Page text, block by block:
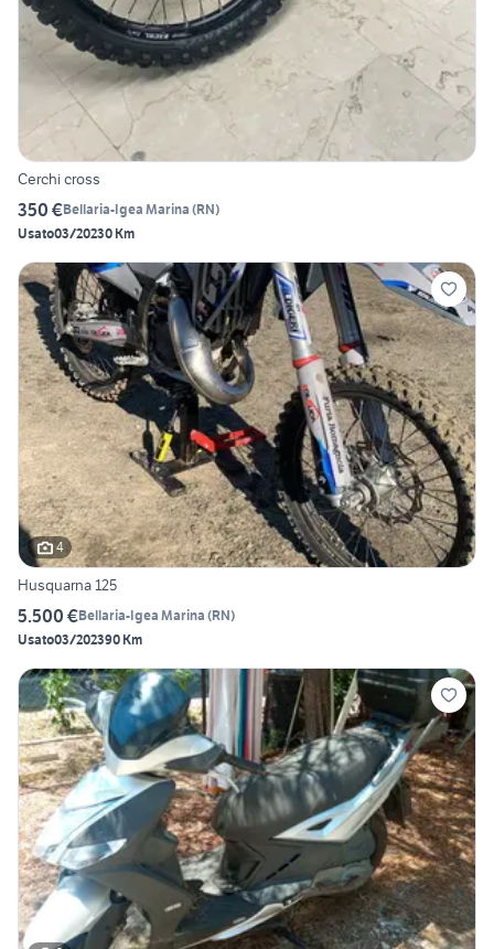
Cerchi cross
350 €Bellaria-Igea Marina (RN)
Usato03/20230 Km
4
Husquarna 125
5.500 €Bellaria-Igea Marina (RN)
Usato03/202390 Km